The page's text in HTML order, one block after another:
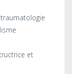
et